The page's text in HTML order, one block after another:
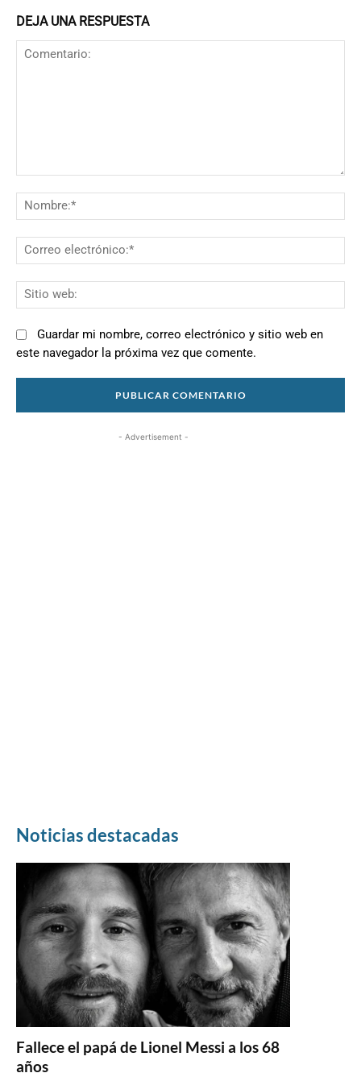
DEJA UNA RESPUESTA
Guardar mi nombre, correo electrónico y sitio web en
este navegador la próxima vez que comente.
- Advertisement -
Noticias destacadas
Fallece el papá de Lionel Messi a los 68
años